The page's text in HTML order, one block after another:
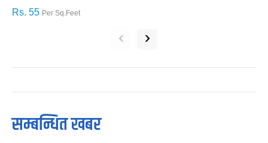
Rs. 55 Per Sq.Feet
‹ ›
सम्बन्धित खबर